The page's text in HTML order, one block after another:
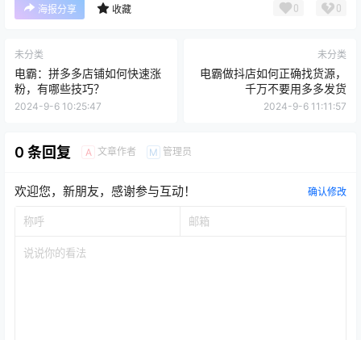
海报分享 收藏 0 0
未分类
电霸：拼多多店铺如何快速涨
粉，有哪些技巧？
2024-9-6 10:25:47
未分类
电霸做抖店如何正确找货源，
千万不要用多多发货
2024-9-6 11:11:57
0 条回复 A 文章作者 M 管理员
欢迎您，新朋友，感谢参与互动！ 确认修改